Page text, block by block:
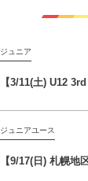
ジュニア
【3/11(土) U12
ジュニアユース
【9/17(日) 札幌地